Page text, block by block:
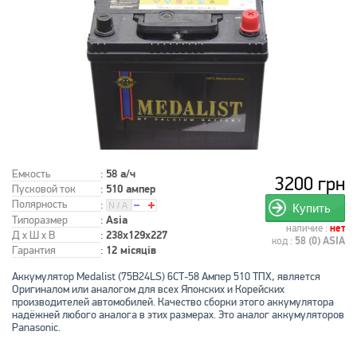
Емкость : 58 а/ч
Пусковой ток : 510 ампер
Полярность
:
Типоразмер
: Asia
Д x Ш x В : 238x129x227
Гарантия : 12 місяців
3200 грн
Купить
наличие : нет
код : 58 (0) ASIA
Аккумулятор Medalist (75B24LS) 6СТ-58 Ампер 510 ТПХ, является
Оригиналом или аналогом для всех Японских и Корейских
производителей автомобилей. Качество сборки этого аккумулятора
надёжней любого аналога в этих размерах. Это аналог аккумуляторов
Panasonic.